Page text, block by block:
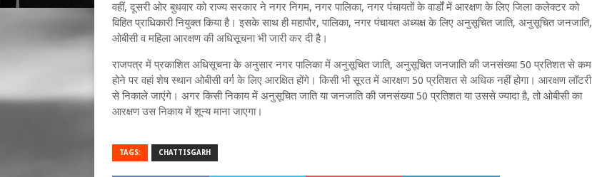
वहीं, दूसरी ओर बुधवार को राज्य सरकार ने नगर निगम, नगर पालिका, नगर पंचायतों के वार्डों में आरक्षण के लिए जिला कलेक्टर को
विहित प्राधिकारी नियुक्त किया है। इसके साथ ही महापौर, पालिका, नगर पंचायत अध्यक्ष के लिए अनुसूचित जाति, अनुसूचित जनजाति,
ओबीसी व महिला आरक्षण की अधिसूचना भी जारी कर दी है।
राजपत्र में प्रकाशित अधिसूचना के अनुसार नगर पालिका में अनुसूचित जाति, अनुसूचित जनजाति की जनसंख्या 50 प्रतिशत से कम
होने पर वहां शेष स्थान ओबीसी वर्ग के लिए आरक्षित होंगे। किसी भी सूरत में आरक्षण 50 प्रतिशत से अधिक नहीं होगा। आरक्षण लॉटरी
से निकाले जाएंगे। अगर किसी निकाय में अनुसूचित जाति या जनजाति की जनसंख्या 50 प्रतिशत या उससे ज्यादा है, तो ओबीसी का
आरक्षण उस निकाय में शून्य माना जाएगा।
TAGS: CHATTISGARH